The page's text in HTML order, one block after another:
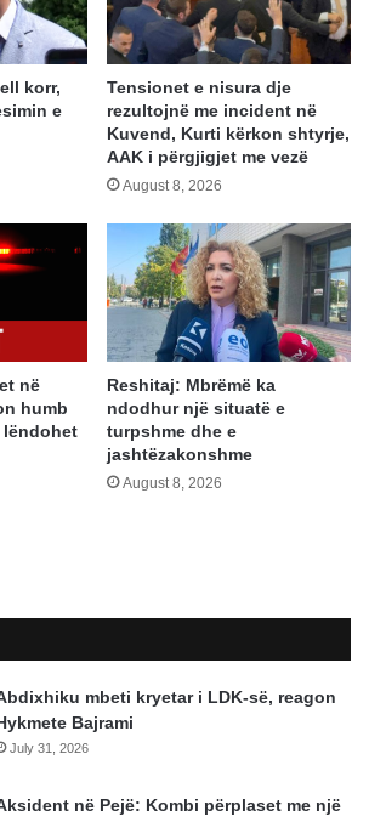
korr,
e
Tensionet e nisura dje
rezultojnë me incident në
Kuvend, Kurti kërkon shtyrje,
AAK i përgjigjet me vezë
August 8, 2026
në
humb
lëndohet
Reshitaj: Mbrëmë ka
ndodhur një situatë e
turpshme dhe e
jashtëzakonshme
August 8, 2026
mbeti kryetar i LDK-së, reagon
Bajrami
July 31, 2026
në Pejë: Kombi përplaset me një